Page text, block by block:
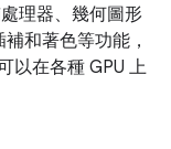
理器、幾何圖形
和著色等功能，
以在各種 GPU 上